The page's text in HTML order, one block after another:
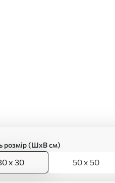
розмір (ШхВ см)
x 30 50 x 50